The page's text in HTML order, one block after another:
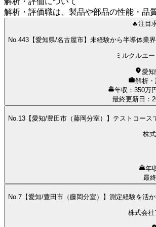
解析・評価職は、製品や部品の性能・品
🔥注目
No.443【愛知県/名古屋市】未経験から半導体業
ミルクルエ
愛
解析
年収：350万
最終更新日 ：
No.13【愛知/豊田市（藤岡分室）】テストコー
株
年
最
No.7【愛知/豊田市（藤岡分室）】測定経験を活
株式会社